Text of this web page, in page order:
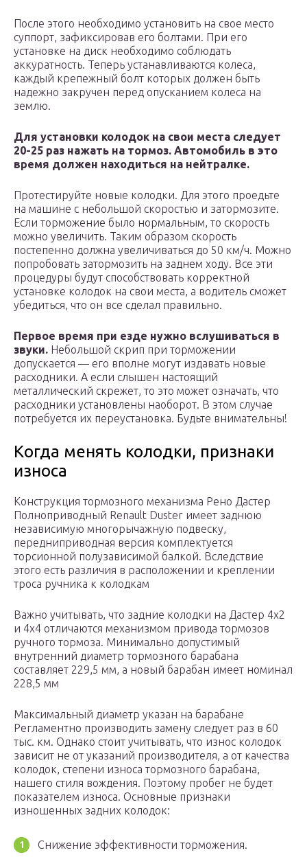
После этого необходимо установить на свое место
суппорт, зафиксировав его болтами. При его
установке на диск необходимо соблюдать
аккуратность. Теперь устанавливаются колеса,
каждый крепежный болт которых должен быть
надежно закручен перед опусканием колеса на
землю.
Для установки колодок на свои места следует
20-25 раз нажать на тормоз. Автомобиль в это
время должен находиться на нейтралке.
Протестируйте новые колодки. Для этого проедьте
на машине с небольшой скоростью и затормозите.
Если торможение было нормальным, то скорость
можно увеличить. Таким образом скорость
постепенно должна увеличиваться до 50 км/ч. Можно
попробовать затормозить на заднем ходу. Все эти
процедуры будут способствовать корректной
установке колодок на свои места, а водитель сможет
убедиться, что он все сделал правильно.
Первое время при езде нужно вслушиваться в
звуки. Небольшой скрип при торможении
допускается — его вполне могут издавать новые
расходники. А если слышен настоящий
металлический скрежет, то это может означать, что
расходники установлены наоборот. В этом случае
потребуется их переустановка. Будьте внимательны!
Когда менять колодки, признаки
износа
Конструкция тормозного механизма Рено Дастер
Полноприводный Renault Duster имеет заднюю
независимую многорычажную подвеску,
передниприводная версия комплектуется
торсионной полузависимой балкой. Вследствие
этого есть различия в расположении и креплении
троса ручника к колодкам
Важно учитывать, что задние колодки на Дастер 4х2
и 4х4 отличаются механизмом привода тормозов
ручного тормоза. Минимально допустимый
внутренний диаметр тормозного барабана
составляет 229,5 мм, а новый барабан имеет номинал
228,5 мм
Максимальный диаметр указан на барабане
Регламентно производить замену следует раз в 60
тыс. км. Однако стоит учитывать, что износ колодок
зависит не от указаний производителя, а от качества
колодок, степени износа тормозного барабана,
нашего стиля вождения. Поэтому пробег не будет
показателем износа. Основные признаки
изношенных задних колодок:
Снижение эффективности торможения.